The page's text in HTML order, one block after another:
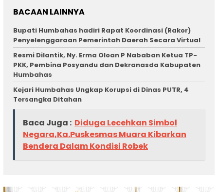
BACAAN LAINNYA
Bupati Humbahas hadiri Rapat Koordinasi (Rakor)
Penyelenggaraan Pemerintah Daerah Secara Virtual
Resmi Dilantik, Ny. Erma Oloan P Nababan Ketua TP-
PKK, Pembina Posyandu dan Dekranasda Kabupaten
Humbahas
Kejari Humbahas Ungkap Korupsi di Dinas PUTR, 4
Tersangka Ditahan
Baca Juga : Diduga Lecehkan Simbol
Negara,Ka.Puskesmas Muara Kibarkan
Bendera Dalam Kondisi Robek